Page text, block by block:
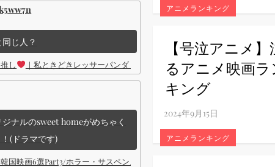
アニメランキング
【号泣アニメ】
るアニメ映画ラ
キング
アニメランキング
じ人？
し ｜私ときどきレッサーパンダ ｜Disney (ディズニープラス）
ナルのsweet homeがめちゃく
(ドラマです)
韓国映画6選Part3/ホラー・サスペンス・ノワール】韓国至上の《最凶の悪》